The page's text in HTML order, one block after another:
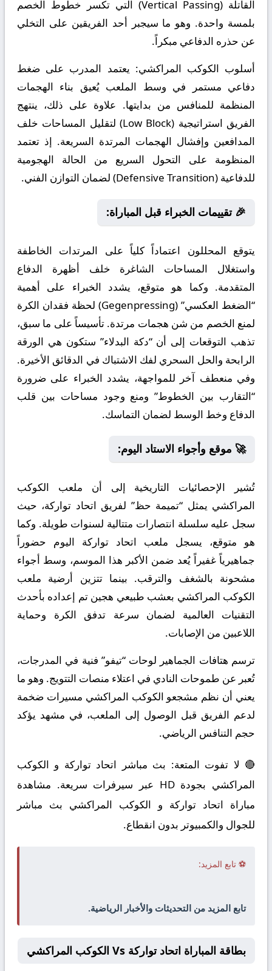
القاتلة (Vertical Passing) التي تكسر خطوط الخصم
بلمسة واحدة. وهو ما سيجبر أحد الفريقين على التخلي
عن حذره الدفاعي مبكراً.
أسلوب الكوكب المراكشي: يعتمد المدرب على ضغط
دفاعي مستمر في وسط الملعب يُعيق بناء الهجمات
المنظمة للمنافس من بدايتها. علاوة على ذلك، ينتهج
الفريق استراتيجية (Low Block) لتقليل المساحات خلف
المدافعين وإفشال الهجمات المرتدة السريعة. إذ تعتمد
المنظومة على التحول السريع من الحالة الهجومية
للدفاعية (Defensive Transition) لضمان التوازن الفني.
🎉 تقييمات الخبراء قبل المباراة:
يتوقع المحللون اعتماداً كلياً على المرتدات الخاطفة
واستغلال المساحات الشاغرة خلف أظهرة الدفاع
المتقدمة. وكما هو متوقع، يشدد الخبراء على أهمية
“الضغط العكسي” (Gegenpressing) لحظة فقدان الكرة
لمنع الخصم من شن هجمات مرتدة. تأسيساً على ما سبق،
تذهب التوقعات إلى أن “دكة البدلاء” ستكون هي الورقة
الرابحة والحل السحري لفك الاشتباك في الدقائق الأخيرة.
وفي منعطف آخر للمواجهة، يشدد الخبراء على ضرورة
“التقارب بين الخطوط” ومنع وجود مساحات بين قلب
الدفاع وخط الوسط لضمان التماسك.
🚀 موقع وأجواء الاستاد اليوم:
تُشير الإحصائيات التاريخية إلى أن ملعب الكوكب
المراكشي يمثل “تميمة حظ” لفريق اتحاد تواركة، حيث
سجل عليه سلسلة انتصارات متتالية لسنوات طويلة. وكما
هو متوقع، يسجل ملعب اتحاد تواركة اليوم حضوراً
جماهيرياً غفيراً يُعد ضمن الأكبر هذا الموسم، وسط أجواء
مشحونة بالشغف والترقب. بينما تتزين أرضية ملعب
الكوكب المراكشي بعشب طبيعي هجين تم إعداده بأحدث
التقنيات العالمية لضمان سرعة تدفق الكرة وحماية
اللاعبين من الإصابات.
ترسم هتافات الجماهير لوحات “تيفو” فنية في المدرجات،
تُعبر عن طموحات النادي في اعتلاء منصات التتويج. وهو ما
يعني أن نظم مشجعو الكوكب المراكشي مسيرات ضخمة
لدعم الفريق قبل الوصول إلى الملعب، في مشهد يؤكد
حجم التنافس الرياضي.
🔴 لا تفوت المتعة: بث مباشر اتحاد تواركة و الكوكب
المراكشي بجودة HD عبر سيرفرات سريعة. مشاهدة
مباراة اتحاد تواركة و الكوكب المراكشي بث مباشر
للجوال والكمبيوتر بدون انقطاع.
⚽ تابع المزيد:
تابع المزيد من التحديثات والأخبار الرياضية.
بطاقة المباراة اتحاد تواركة Vs الكوكب المراكشي